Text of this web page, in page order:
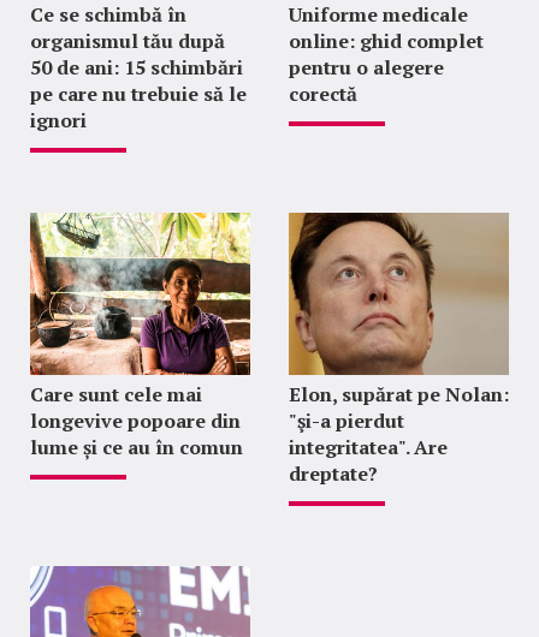
Ce se schimbă în
organismul tău după
50 de ani: 15 schimbări
pe care nu trebuie să le
ignori
Uniforme medicale
online: ghid complet
pentru o alegere
corectă
Care sunt cele mai
longevive popoare din
lume și ce au în comun
Elon, supărat pe Nolan:
"şi-a pierdut
integritatea". Are
dreptate?